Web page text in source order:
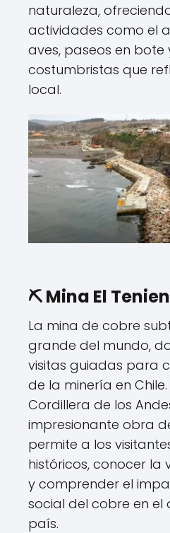
naturaleza,
actividades como el
aves, paseos en bote
costumbristas que
local.
⛏️ Mina El
La mina de cobre
grande del mundo,
visitas guiadas para
de la minería en
Cordillera de los
impresionante obra
permite a los
históricos, conocer la
y comprender el
social del cobre en el
país.